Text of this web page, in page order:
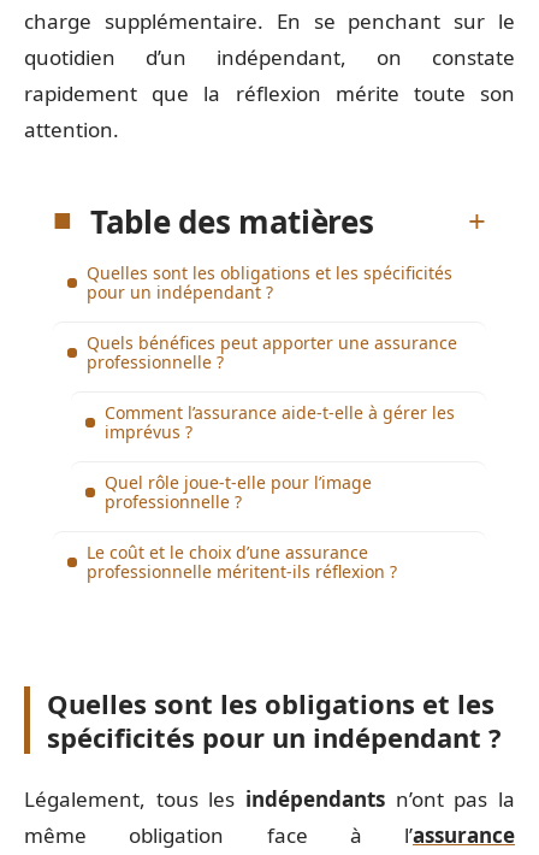
charge supplémentaire. En se penchant sur le
quotidien d’un indépendant, on constate
rapidement que la réflexion mérite toute son
attention.
Table des matières
Quelles sont les obligations et les spécificités
pour un indépendant ?
Quels bénéfices peut apporter une assurance
professionnelle ?
Comment l’assurance aide-t-elle à gérer les
imprévus ?
Quel rôle joue-t-elle pour l’image
professionnelle ?
Le coût et le choix d’une assurance
professionnelle méritent-ils réflexion ?
Quelles sont les obligations et les
spécificités pour un indépendant ?
Légalement, tous les indépendants n’ont pas la
même obligation face à l’assurance